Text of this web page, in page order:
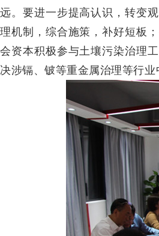
远。要进一步提高认识，转变
理机制，综合施策，补好短板
会资本积极参与土壤污染治理
决涉镉、铍等重金属治理等行